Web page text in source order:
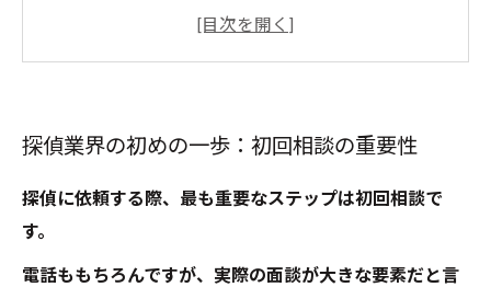
情報の整理と報告：結果を依頼者に伝える
探偵業界の初めの一歩：初回相談の重要性
探偵に依頼する際、最も重要なステップは初回相談で
す。
電話ももちろんですが、実際の面談が大きな要素だと言